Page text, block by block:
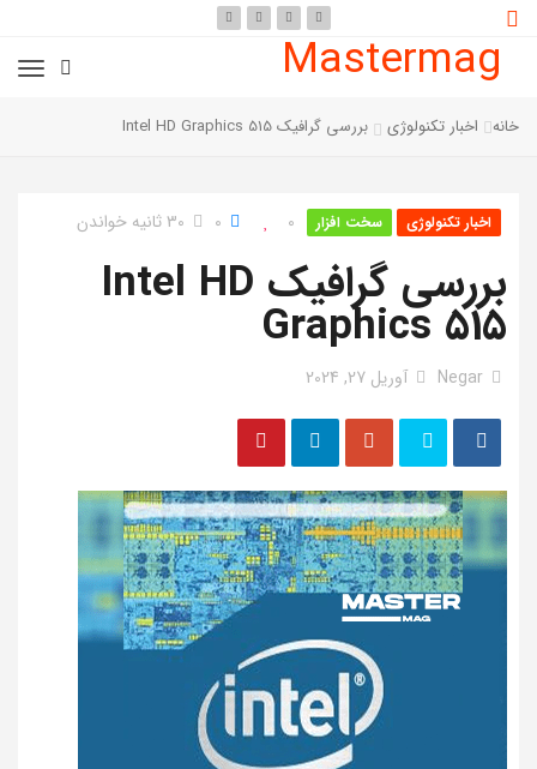
Mastermag
خانه اخبار تکنولوژی بررسی گرافیک Intel HD Graphics 515
اخبار تکنولوژی سخت افزار 0
0 30 ثانیه خواندن
بررسی گرافیک Intel HD
Graphics 515
Negar آوریل 27, 2024